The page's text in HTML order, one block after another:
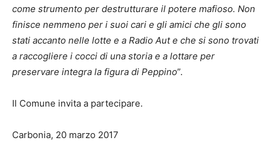
come strumento per destrutturare il potere mafioso. Non
finisce nemmeno per i suoi cari e gli amici che gli sono
stati accanto nelle lotte e a Radio Aut e che si sono trovati
a raccogliere i cocci di una storia e a lottare per
preservare integra la figura di Peppino”.
Il Comune invita a partecipare.
Carbonia, 20 marzo 2017